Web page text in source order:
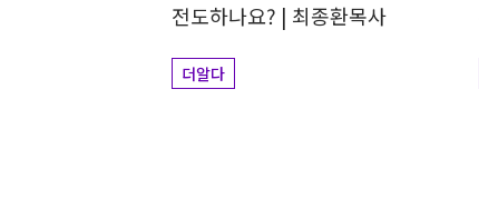
전도하나요? | 최종환목사
더알다